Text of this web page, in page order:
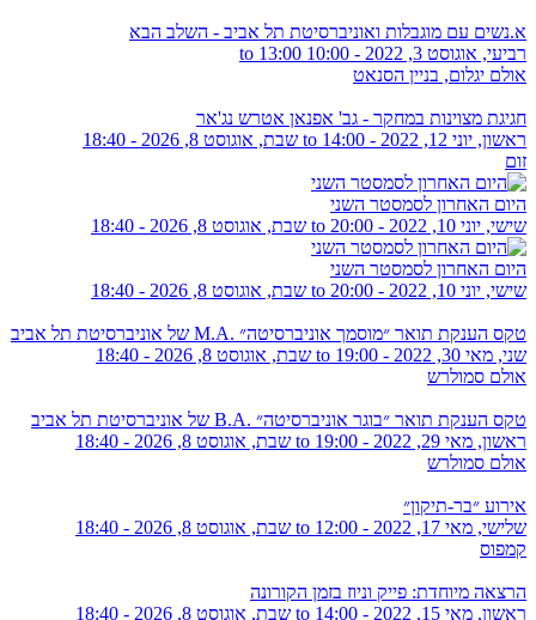
א.נשים עם מוגבלות ואוניברסיטת תל אביב - השלב הבא
רביעי, אוגוסט 3, 2022 -
10:00
13:00
אולם יגלום, בניין הסנאט
חגיגת מצוינות במחקר - גב' אפנאן אטרש נג'אר
ראשון, יוני 12, 2022 - 14:00
שבת, אוגוסט 8, 2026 - 18:40
זום
היום האחרון לסמסטר השני
שישי, יוני 10, 2022 - 20:00
שבת, אוגוסט 8, 2026 - 18:40
היום האחרון לסמסטר השני
שישי, יוני 10, 2022 - 20:00
שבת, אוגוסט 8, 2026 - 18:40
טקס הענקת תואר ״מוסמך אוניברסיטה״ .M.A של אוניברסיטת תל אביב
שני, מאי 30, 2022 - 19:00
שבת, אוגוסט 8, 2026 - 18:40
אולם סמולרש
טקס הענקת תואר ״בוגר אוניברסיטה״ .B.A של אוניברסיטת תל אביב
ראשון, מאי 29, 2022 - 19:00
שבת, אוגוסט 8, 2026 - 18:40
אולם סמולרש
אירוע ״בר-תיקון״
שלישי, מאי 17, 2022 - 12:00
שבת, אוגוסט 8, 2026 - 18:40
קמפוס
הרצאה מיוחדת: פייק וניוז בזמן הקורונה
ראשון, מאי 15, 2022 - 14:00
שבת, אוגוסט 8, 2026 - 18:40